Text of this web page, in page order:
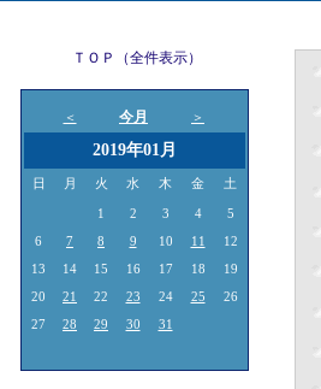
ＴＯＰ（全件表示）
＜ 今月 ＞
2019年01月
日 月 火 水 木 金 土
1 2 3 4
5
6
7 8 9 10 11
12
13
14 15 16 17 18
19
20
21 22 23 24 25
26
27
28 29 30 31